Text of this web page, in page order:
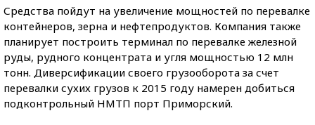
Средства пойдут на увеличение мощностей по перевалке
контейнеров, зерна и нефтепродуктов. Компания также
планирует построить терминал по перевалке железной
руды, рудного концентрата и угля мощностью 12 млн
тонн. Диверсификации своего грузооборота за счет
перевалки сухих грузов к 2015 году намерен добиться
подконтрольный НМТП порт Приморский.